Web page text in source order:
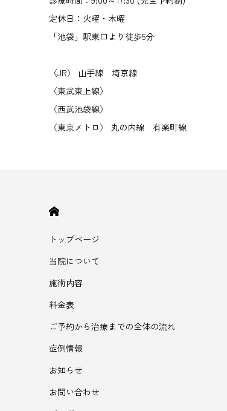
定休日：火曜・木曜
「池袋」駅東口より徒歩5分
〈JR〉 山手線 埼京線
〈東武東上線〉
〈西武池袋線〉
〈東京メトロ〉 丸の内線 有楽町線
トップページ
当院について
施術内容
料金表
ご予約から治療までの全体の流れ
症例情報
お知らせ
お問い合わせ